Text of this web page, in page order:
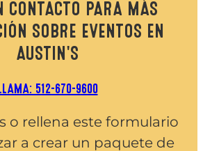
CONTACTO PARA MÁS
SOBRE EVENTOS EN
AUSTIN'S
LLAMA: 512-670-9600
o rellena este formulario
a crear un paquete de